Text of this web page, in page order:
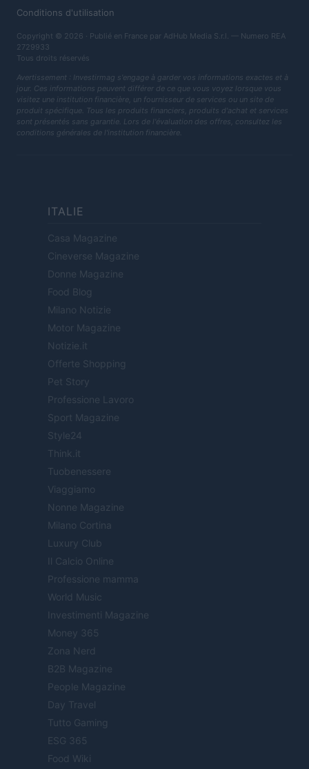
Conditions d'utilisation
Copyright © 2026 · Publié en France par AdHub Media S.r.l. — Numero REA
2729933
Tous droits réservés
Avertissement : Investirmag s'engage à garder vos informations exactes et à
jour. Ces informations peuvent différer de ce que vous voyez lorsque vous
visitez une institution financière, un fournisseur de services ou un site de
produit spécifique. Tous les produits financiers, produits d'achat et services
sont présentés sans garantie. Lors de l'évaluation des offres, consultez les
conditions générales de l'institution financière.
ITALIE
Casa Magazine
Cineverse Magazine
Donne Magazine
Food Blog
Milano Notizie
Motor Magazine
Notizie.it
Offerte Shopping
Pet Story
Professione Lavoro
Sport Magazine
Style24
Think.it
Tuobenessere
Viaggiamo
Nonne Magazine
Milano Cortina
Luxury Club
Il Calcio Online
Professione mamma
World Music
Investimenti Magazine
Money 365
Zona Nerd
B2B Magazine
People Magazine
Day Travel
Tutto Gaming
ESG 365
Food Wiki